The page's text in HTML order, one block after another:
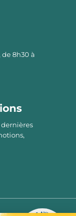
8h30 à
dernières